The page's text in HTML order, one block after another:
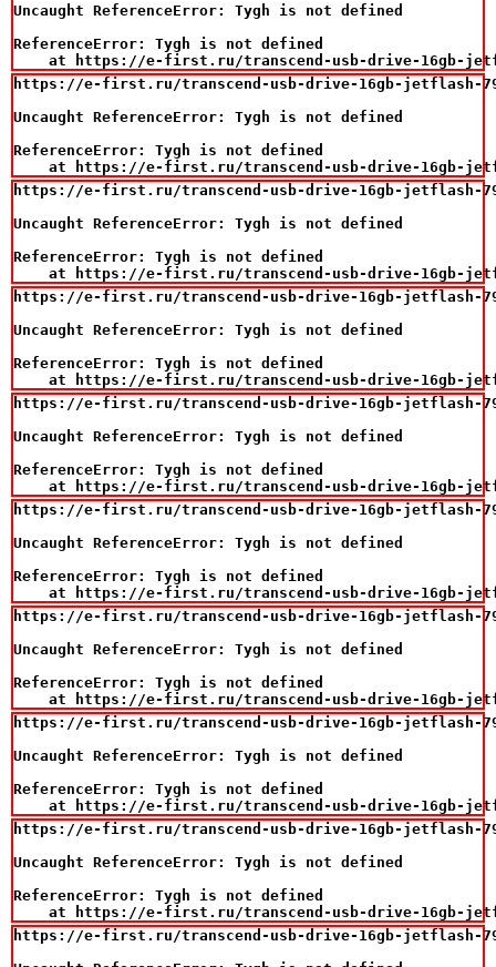
Uncaught ReferenceError: Tygh is not defined
ReferenceError: Tygh is not defined
at https://e-first.ru/transcend-usb-drive-16gb-
https://e-first.ru/transcend-usb-drive-16gb-jetflash-
Uncaught ReferenceError: Tygh is not defined
ReferenceError: Tygh is not defined
at https://e-first.ru/transcend-usb-drive-16gb-
https://e-first.ru/transcend-usb-drive-16gb-jetflash-
Uncaught ReferenceError: Tygh is not defined
ReferenceError: Tygh is not defined
at https://e-first.ru/transcend-usb-drive-16gb-
https://e-first.ru/transcend-usb-drive-16gb-jetflash-
Uncaught ReferenceError: Tygh is not defined
ReferenceError: Tygh is not defined
at https://e-first.ru/transcend-usb-drive-16gb-
https://e-first.ru/transcend-usb-drive-16gb-jetflash-
Uncaught ReferenceError: Tygh is not defined
ReferenceError: Tygh is not defined
at https://e-first.ru/transcend-usb-drive-16gb-
https://e-first.ru/transcend-usb-drive-16gb-jetflash-
Uncaught ReferenceError: Tygh is not defined
ReferenceError: Tygh is not defined
at https://e-first.ru/transcend-usb-drive-16gb-
https://e-first.ru/transcend-usb-drive-16gb-jetflash-
Uncaught ReferenceError: Tygh is not defined
ReferenceError: Tygh is not defined
at https://e-first.ru/transcend-usb-drive-16gb-
https://e-first.ru/transcend-usb-drive-16gb-jetflash-
Uncaught ReferenceError: Tygh is not defined
ReferenceError: Tygh is not defined
at https://e-first.ru/transcend-usb-drive-16gb-
https://e-first.ru/transcend-usb-drive-16gb-jetflash-
Uncaught ReferenceError: Tygh is not defined
ReferenceError: Tygh is not defined
at https://e-first.ru/transcend-usb-drive-16gb-
https://e-first.ru/transcend-usb-drive-16gb-jetflash-